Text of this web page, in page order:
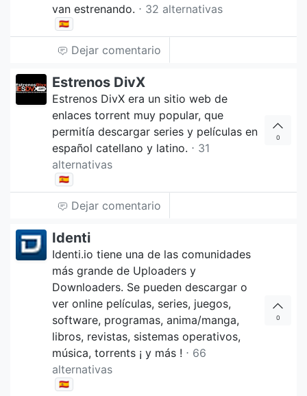
van estrenando. ⋅ 32 alternativas
🇪🇸
Dejar comentario
Estrenos DivX
Estrenos DivX era un sitio web de
enlaces torrent muy popular, que
permitía descargar series y películas en
español catellano y latino. ⋅ 31
alternativas
🇪🇸
0
Dejar comentario
Identi
Identi.io tiene una de las comunidades
más grande de Uploaders y
Downloaders. Se pueden descargar o
ver online películas, series, juegos,
software, programas, anima/manga,
libros, revistas, sistemas operativos,
música, torrents ¡ y más ! ⋅ 66
alternativas
🇪🇸
0